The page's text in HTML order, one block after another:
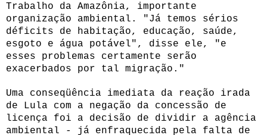
Trabalho da Amazônia, importante
organização ambiental. "Já temos sérios
déficits de habitação, educação, saúde,
esgoto e água potável", disse ele, "e
esses problemas certamente serão
exacerbados por tal migração."
Uma conseqüência imediata da reação irada
de Lula com a negação da concessão de
licença foi a decisão de dividir a agência
ambiental - já enfraquecida pela falta de